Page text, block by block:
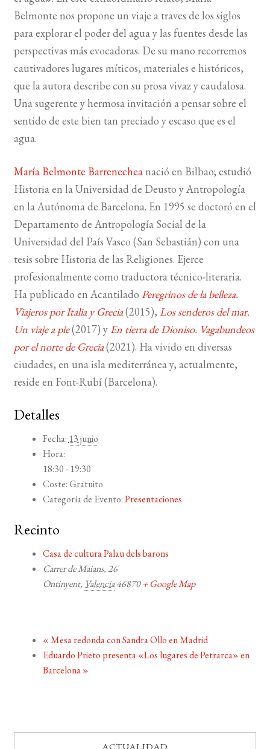
Belmonte nos propone un viaje a traves de los siglos
para explorar el poder del agua y las fuentes desde las
perspectivas más evocadoras. De su mano recorremos
cautivadores lugares míticos, materiales e históricos,
que la autora describe con su prosa vivaz y caudalosa.
Una sugerente y hermosa invitación a pensar sobre el
sentido de este bien tan preciado y escaso que es el
agua.
María Belmonte Barrenecheanació en Bilbao; estudió
Historia en la Universidad de Deusto y Antropología
en la Autónoma de Barcelona. En 1995 se doctoró en el
Departamento de Antropología Social de la
Universidad del País Vasco (San Sebastián) con una
tesis sobre Historia de las Religiones. Ejerce
profesionalmente como traductora técnico-literaria.
Ha publicado en Acantilado Peregrinos de la belleza.
Viajeros por Italia y Grecia(2015), Los senderos del mar.
Un viaje a pie(2017) y En tierra de Dioniso. Vagabundeos
por el norte de Grecia(2021). Ha vivido en diversas
ciudades, en una isla mediterránea y, actualmente,
reside en Font-Rubí (Barcelona).
Detalles
Fecha:13 junio
Hora:
18:30 - 19:30
Coste:Gratuito
Categoría de Evento:Presentaciones
Recinto
Casa de cultura Palau dels barons
Carrer de Maians, 26
Ontinyent, Valencia 46870 + Google Map
«Mesa redonda con Sandra Ollo en Madrid
Eduardo Prieto presenta «Los lugares de Petrarca» en
Barcelona»
ACTUALIDAD